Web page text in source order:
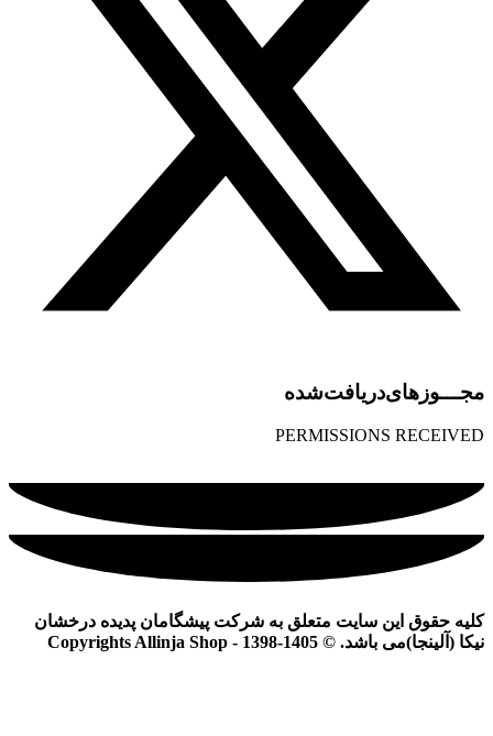
مجـــوز‌های‌دریافت‌شده
PERMISSIONS RECEIVED
کلیه حقوق این سایت متعلق به شرکت پیشگامان پدیده درخشان
نیکا (آلینجا)می باشد. © Copyrights Allinja Shop - 1398-1405